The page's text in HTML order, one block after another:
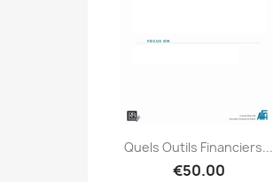
Quels Outils Financiers...
€50.00